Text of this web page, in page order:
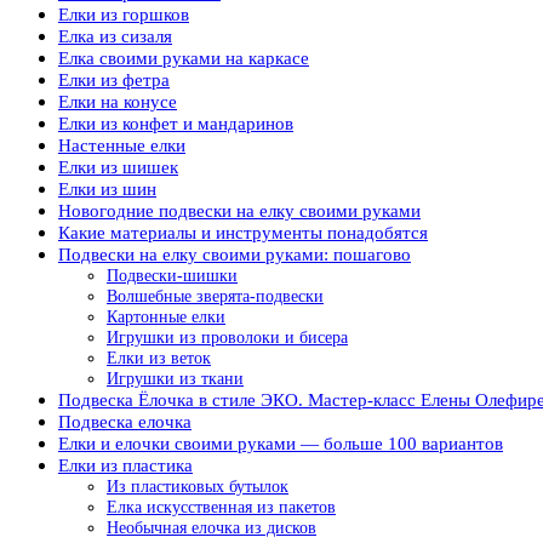
Елки из горшков
Елка из сизаля
Елка своими руками на каркасе
Елки из фетра
Елки на конусе
Елки из конфет и мандаринов
Настенные елки
Елки из шишек
Елки из шин
Новогодние подвески на елку своими руками
Какие материалы и инструменты понадобятся
Подвески на елку своими руками: пошагово
Подвески-шишки
Волшебные зверята-подвески
Картонные елки
Игрушки из проволоки и бисера
Елки из веток
Игрушки из ткани
Подвеска Ёлочка в стиле ЭКО. Мастер-класс Елены
Подвеска елочка
Елки и елочки своими руками — больше 100 вариантов
Елки из пластика
Из пластиковых бутылок
Елка искусственная из пакетов
Необычная елочка из дисков